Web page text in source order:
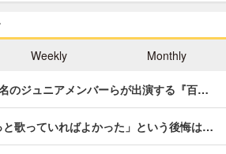
Weekly Monthly
のジュニアメンバーらが出演する『百…
歌っていればよかった」という後悔は…